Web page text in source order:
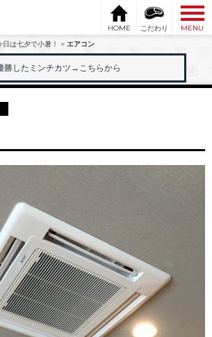
HOME こだわり
MENU
日は七夕で小暑！ > エアコン
勝したミンチカツ→こちらから